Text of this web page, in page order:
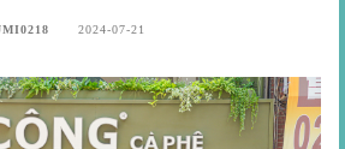
2024-07-21